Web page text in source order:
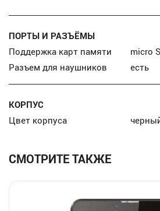
ПОРТЫ И РАЗЪЁМЫ
Поддержка карт памяти
micro
Разъем для наушников
есть
КОРПУС
Цвет корпуса
СМОТРИТЕ ТАКЖЕ